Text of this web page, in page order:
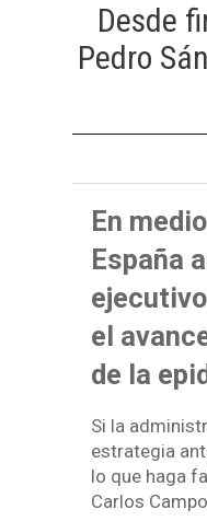
Desde
Pedro
En
España
el
de la
Si la
estrategia
lo que haga
Carlos Campo.